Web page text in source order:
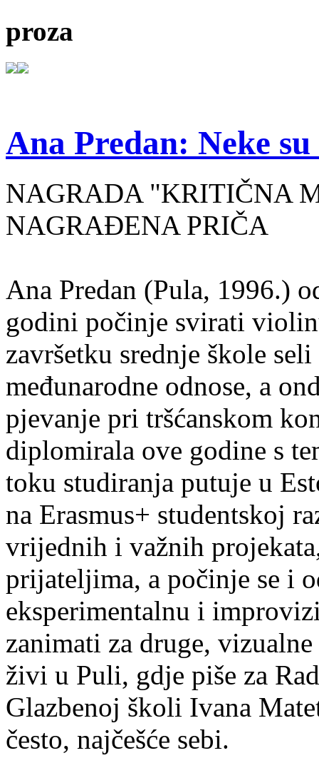
proza
Ana Predan: Neke
NAGRADA "KRITIČNA
NAGRAĐENA PRIČA
Ana Predan (Pula, 1996.)
godini počinje svirati
završetku srednje škole
međunarodne odnose, a
pjevanje pri tršćanskom
diplomirala ove godine s
toku studiranja putuje u
na Erasmus+ studentskoj
vrijednih i važnih
prijateljima, a počinje se i
eksperimentalnu i
zanimati za druge,
živi u Puli, gdje piše za
Glazbenoj školi Ivana
često, najčešće sebi.